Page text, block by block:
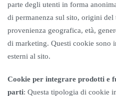
parte degli utenti in forma
di permanenza sul sito, origini
provenienza geografica, età,
di marketing. Questi cookie sono
esterni al sito.
Cookie per integrare prodotti e
parti: Questa tipologia di cookie